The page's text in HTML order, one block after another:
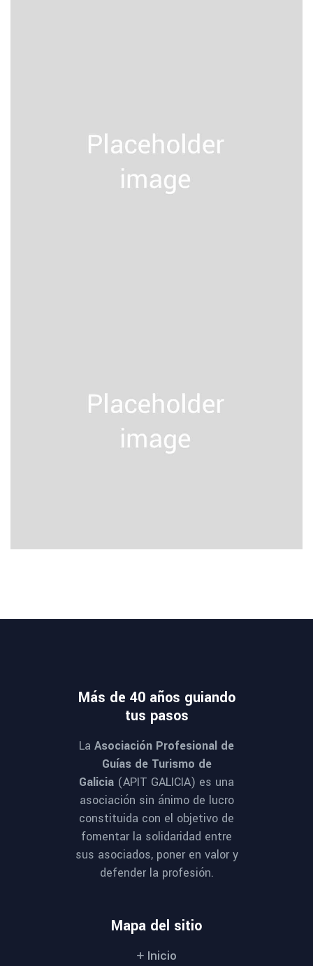
Más de 40 años guiando
tus pasos
La Asociación Profesional de
Guías de Turismo de
Galicia (APIT GALICIA) es una
asociación sin ánimo de lucro
constituida con el objetivo de
fomentar la solidaridad entre
sus asociados, poner en valor y
defender la profesión.
Mapa del sitio
Inicio